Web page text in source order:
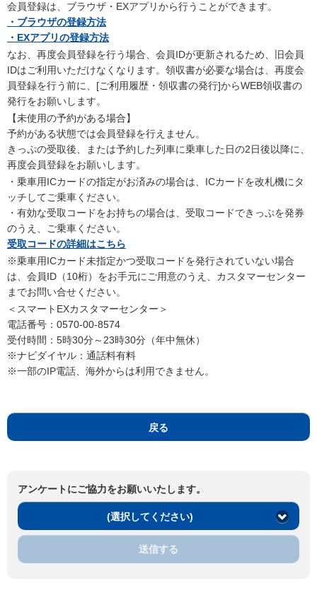
会員登録は、ブラウザ・EXアプリから行うことができます。
・ブラウザの登録方法
・EXアプリの登録方法
なお、再度会員登録を行う場合、会員IDが更新されるため、旧会員
IDはご利用いただけなくなります。領収書が必要な場合は、再度会
員登録を行う前に、[ご利用履歴・領収書の発行]からWEB領収書の
発行をお願いします。
【未使用の予約がある場合】
予約がある状態では会員登録を行えません。
きっぷの受取後、または予約した列車に乗車した日の2日後以降に、
再度会員登録をお願いします。
・乗車用ICカードの指定がお済みの場合は、ICカードを改札機にタ
ッチしてご乗車ください。
・有効な受取コードをお持ちの場合は、受取コードできっぷを発券
のうえ、ご乗車ください。
受取コードの詳細はこちら
※乗車用ICカード未指定かつ受取コードを発行されていない場合
は、会員ID（10桁）をお手元にご用意のうえ、カスタマーセンター
までお問い合せください。
＜スマートEXカスタマーセンター＞
電話番号：0570-00-8574
受付時間：5時30分～23時30分（年中無休）
※ナビダイヤル：通話料有料
※一部のIP電話、海外からは利用できません。
戻る
アンケートにご協力をお願いいたします。
(選択してください)
送信する